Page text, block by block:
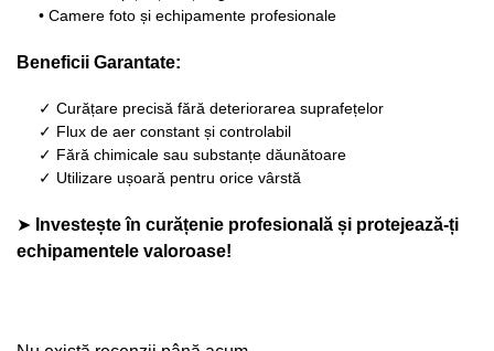
• Camere foto și echipamente profesionale
Beneficii Garantate:
✓ Curățare precisă fără deteriorarea suprafețelor
✓ Flux de aer constant și controlabil
✓ Fără chimicale sau substanțe dăunătoare
✓ Utilizare ușoară pentru orice vârstă
➤ Investește în curățenie profesională și protejează-ți
echipamentele valoroase!